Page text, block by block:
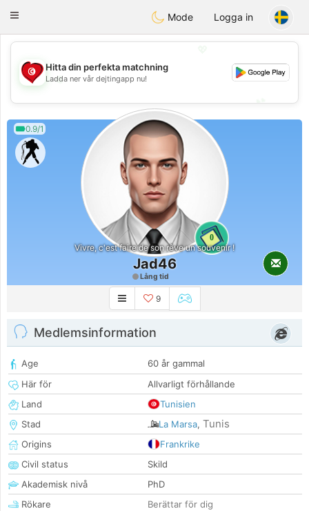
Tunisia Dating
Toggle
Mode Logga in
💖
💕
Hitta din perfekta matchning
Ladda ner vår dejtingapp nu!
0.9/1
0
Vivre, c'est faire de son rêve un souvenir !
Jad46
Lång tid
9
Medlemsinformation
Age
60 år gammal
Här för
Allvarligt förhållande
Land
Tunisien
Stad
La Marsa, Tunis
Origins
Frankrike
Civil status
Skild
Akademisk nivå
PhD
Rökare
Berättar för dig